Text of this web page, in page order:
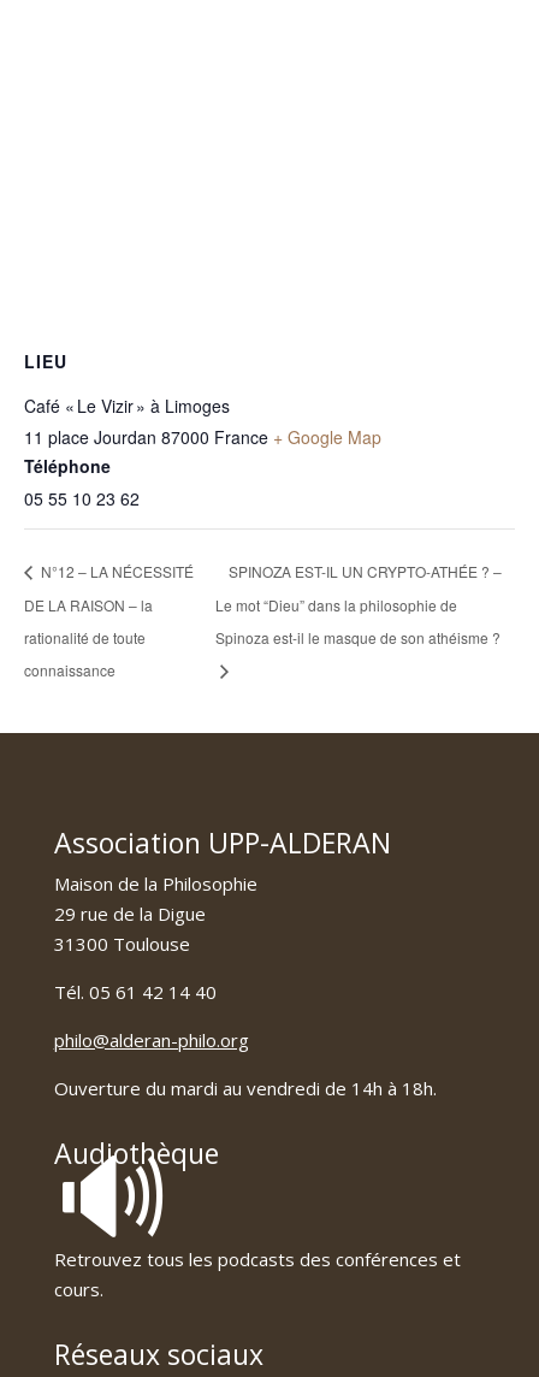
LIEU
Café « Le Vizir » à Limoges
11 place Jourdan 87000 France + Google Map
Téléphone
05 55 10 23 62
N°12 – LA NÉCESSITÉ
DE LA RAISON – la
rationalité de toute
connaissance
SPINOZA EST-IL UN CRYPTO-ATHÉE ? –
Le mot “Dieu” dans la philosophie de
Spinoza est-il le masque de son athéisme ?
Association UPP-ALDERAN
Maison de la Philosophie
29 rue de la Digue
31300 Toulouse
Tél. 05 61 42 14 40
philo@alderan-philo.org
Ouverture du mardi au vendredi de 14h à 18h.
Audiothèque
🔊
Retrouvez tous les podcasts des conférences et
cours.
Réseaux sociaux